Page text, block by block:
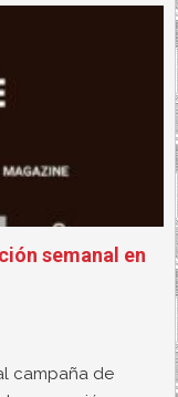
semanal en
campaña de